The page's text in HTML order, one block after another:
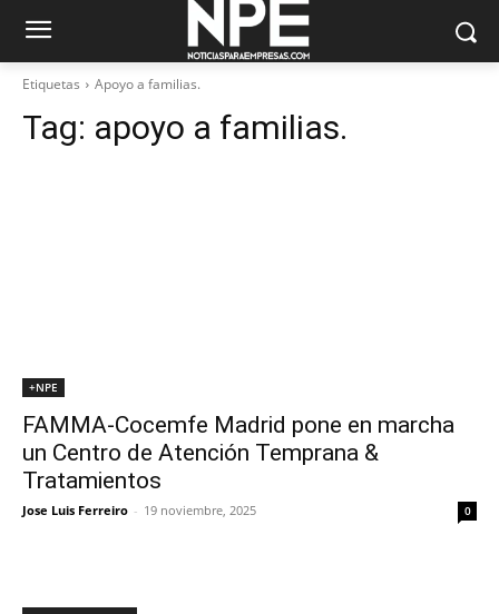
Etiquetas Apoyo a familias.
Tag: apoyo a familias.
+NPE
FAMMA-Cocemfe Madrid pone en marcha
un Centro de Atención Temprana &
Tratamientos
Jose Luis Ferreiro - 19 noviembre, 2025 0